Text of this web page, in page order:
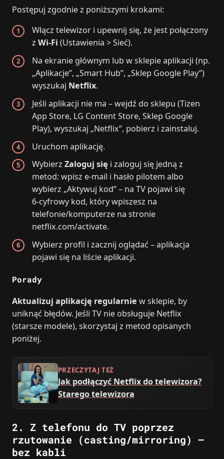
Postępuj zgodnie z poniższymi krokami:
Włącz telewizor i upewnij się, że jest połączony
zWi‑Fi (Ustawienia > Sieć).
Na ekranie głównym lub w sklepie aplikacji (np.
„Aplikacje”, „Smart Hub”, „Sklep Google Play”)
wyszukaj Netflix.
Jeśli aplikacji nie ma – wejdź do sklepu (Tizen
App Store, LG Content Store, Sklep Google
Play), wyszukaj „Netflix”, pobierz i zainstaluj.
Uruchom aplikację.
WybierzZaloguj się i zaloguj się jedną z
metod: wpisz e‑mail i hasło pilotem albo
wybierz „Aktywuj kod” – na TV pojawi się
6‑cyfrowy kod, który wpiszesz na
telefonie/komputerze na stronie
netflix.com/activate.
Wybierz profil i zacznij oglądać – aplikacja
pojawi się na liście aplikacji.
Porady
Aktualizuj aplikację regularnie w sklepie, by
uniknąć błędów. Jeśli TV nie obsługuje Netflix
(starsze modele), skorzystaj z metod opisanych
poniżej.
PRZECZYTAJ TEŻ
Jak podłączyć Netflix do telewizora?
Starego telewizora
2. Z telefonu do TV poprzez
rzutowanie (casting/mirroring) –
bez kabli